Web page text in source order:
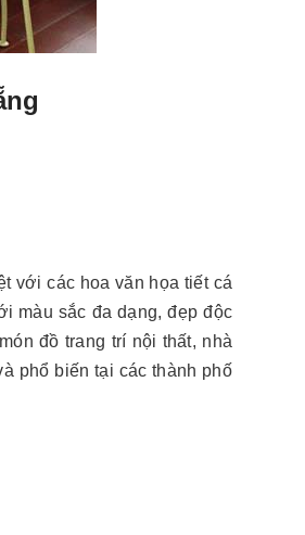
với các hoa văn họa tiết cá
màu sắc đa dạng, đẹp độc
đồ trang trí nội thất, nhà
phổ biến tại các thành phố